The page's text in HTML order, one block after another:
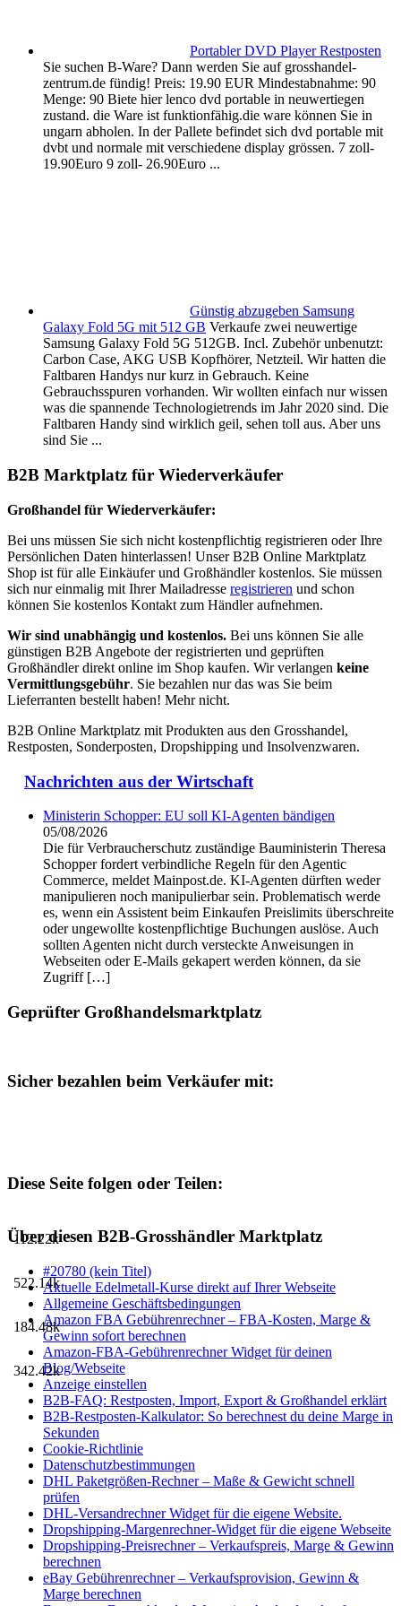
Portabler DVD Player Restposten
Sie suchen B-Ware? Dann werden Sie auf grosshandel-
zentrum.de fündig! Preis: 19.90 EUR Mindestabnahme: 90
Menge: 90 Biete hier lenco dvd portable in neuwertiegen
zustand. die Ware ist funktionfähig.die ware können Sie in
ungarn abholen. In der Pallete befindet sich dvd portable mit
dvbt und normale mit verschiedene display grössen. 7 zoll-
19.90Euro 9 zoll- 26.90Euro ...
Günstig abzugeben Samsung
Galaxy Fold 5G mit 512 GB Verkaufe zwei neuwertige
Samsung Galaxy Fold 5G 512GB. Incl. Zubehör unbenutzt:
Carbon Case, AKG USB Kopfhörer, Netzteil. Wir hatten die
Faltbaren Handys nur kurz in Gebrauch. Keine
Gebrauchsspuren vorhanden. Wir wollten einfach nur wissen
was die spannende Technologietrends im Jahr 2020 sind. Die
Faltbaren Handy sind wirklich geil, sehen toll aus. Aber uns
sind Sie ...
B2B Marktplatz für Wiederverkäufer
Großhandel für Wiederverkäufer:
Bei uns müssen Sie sich nicht kostenpflichtig registrieren oder Ihre
Persönlichen Daten hinterlassen! Unser B2B Online Marktplatz
Shop ist für alle Einkäufer und Großhändler kostenlos. Sie müssen
sich nur einmalig mit Ihrer Mailadresse registrieren und schon
können Sie kostenlos Kontakt zum Händler aufnehmen.
Wir sind unabhängig und kostenlos. Bei uns können Sie alle
günstigen B2B Angebote der registrierten und geprüften
Großhändler direkt online im Shop kaufen. Wir verlangen keine
Vermittlungsgebühr. Sie bezahlen nur das was Sie beim
Lieferranten bestellt haben! Mehr nicht.
B2B Online Marktplatz mit Produkten aus den Grosshandel,
Restposten, Sonderposten, Dropshipping und Insolvenzwaren.
Nachrichten aus der Wirtschaft
Ministerin Schopper: EU soll KI-Agenten bändigen
05/08/2026
Die für Verbraucherschutz zuständige Bauministerin Theresa
Schopper fordert verbindliche Regeln für den Agentic
Commerce, meldet Mainpost.de. KI-Agenten dürften weder
manipulieren noch manipulierbar sein. Problematisch werde
es, wenn ein Assistent beim Einkaufen Preislimits überschreite
oder ungewollte kostenpflichtige Buchungen auslöse. Auch
sollten Agenten nicht durch versteckte Anweisungen in
Webseiten oder E-Mails gekapert werden können, da sie
Zugriff […]
Geprüfter Großhandelsmarktplatz
Sicher bezahlen beim Verkäufer mit:
Diese Seite folgen oder Teilen:
112.22k
522.14k
184.48k
342.42k
Über diesen B2B-Grosshändler Marktplatz
#20780 (kein Titel)
Aktuelle Edelmetall-Kurse direkt auf Ihrer Webseite
Allgemeine Geschäftsbedingungen
Amazon FBA Gebührenrechner – FBA-Kosten, Marge &
Gewinn sofort berechnen
Amazon-FBA-Gebührenrechner Widget für deinen
Blog/Webseite
Anzeige einstellen
B2B-FAQ: Restposten, Import, Export & Großhandel erklärt
B2B-Restposten-Kalkulator: So berechnest du deine Marge in
Sekunden
Cookie-Richtlinie
Datenschutzbestimmungen
DHL Paketgrößen-Rechner – Maße & Gewicht schnell
prüfen
DHL-Versandrechner Widget für die eigene Website.
Dropshipping-Margenrechner-Widget für die eigene Webseite
Dropshipping-Preisrechner – Verkaufspreis, Marge & Gewinn
berechnen
eBay Gebührenrechner – Verkaufsprovision, Gewinn &
Marge berechnen